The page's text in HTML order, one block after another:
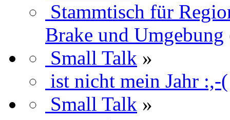
Stammtisch für
Brake und Umgebung
Small Talk »
ist nicht mein Jahr :,-(
Small Talk »